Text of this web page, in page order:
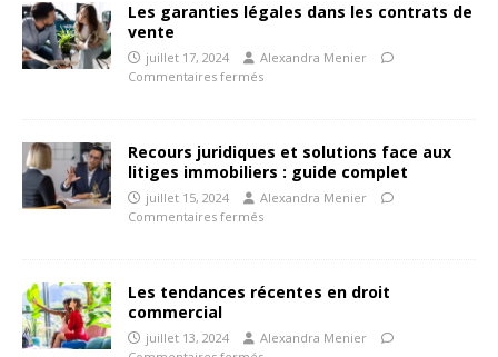
Les garanties légales dans les contrats de
vente
juillet 17, 2024
Alexandra Menier
Commentaires fermés
Recours juridiques et solutions face aux
litiges immobiliers : guide complet
juillet 15, 2024
Alexandra Menier
Commentaires fermés
Les tendances récentes en droit
commercial
juillet 13, 2024
Alexandra Menier